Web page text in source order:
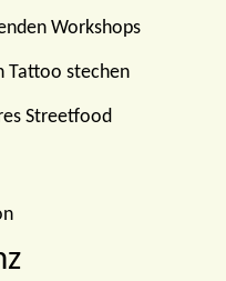
Workshops
Tattoo stechen
Streetfood